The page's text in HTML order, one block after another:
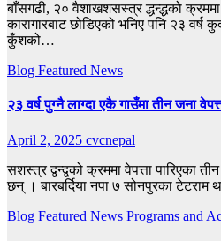
बाँसगढी, २० वैशाखशसस्त्र द्धन्द्धको क्रममा
कारागारबाट छोडिएको भनिए पनि २३ वर्ष
कुँशको…
Blog Featured News
२३ वर्ष पुग्नै लाग्दा एकै गाउँमा तीन जना
April 2, 2025 cvcnepal
सशस्त्र द्वन्द्वको क्रममा वेपत्ता पारिएका
छन् । बारबर्दिया नपा ७ सोनपुरका
Blog Featured News Programs and